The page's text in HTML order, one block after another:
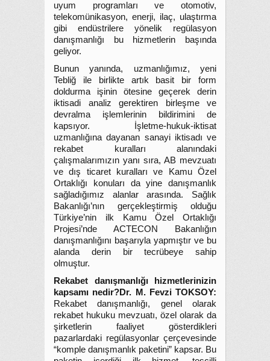
uyum programları ve otomotiv,
telekomünikasyon, enerji, ilaç, ulaştırma
gibi endüstrilere yönelik regülasyon
danışmanlığı bu hizmetlerin başında
geliyor.
Bunun yanında, uzmanlığımız, yeni
Tebliğ ile birlikte artık basit bir form
doldurma işinin ötesine geçerek derin
iktisadi analiz gerektiren birleşme ve
devralma işlemlerinin bildirimini de
kapsıyor. İşletme-hukuk-iktisat
uzmanlığına dayanan sanayi iktisadı ve
rekabet kuralları alanındaki
çalışmalarımızın yanı sıra, AB mevzuatı
ve dış ticaret kuralları ve Kamu Özel
Ortaklığı konuları da yine danışmanlık
sağladığımız alanlar arasında. Sağlık
Bakanlığı’nın gerçekleştirmiş olduğu
Türkiye’nin ilk Kamu Özel Ortaklığı
Projesi’nde ACTECON Bakanlığın
danışmanlığını başarıyla yapmıştır ve bu
alanda derin bir tecrübeye sahip
olmuştur.
Rekabet danışmanlığı hizmetlerinizin
kapsamı nedir?Dr. M. Fevzi TOKSOY:
Rekabet danışmanlığı, genel olarak
rekabet hukuku mevzuatı, özel olarak da
şirketlerin faaliyet gösterdikleri
pazarlardaki regülasyonlar çerçevesinde
“komple danışmanlık paketini” kapsar. Bu